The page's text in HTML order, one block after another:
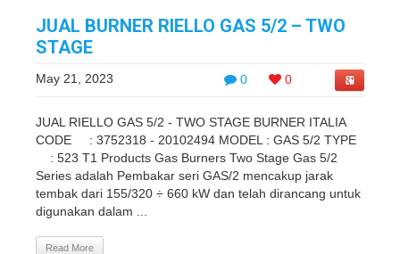
JUAL BURNER RIELLO GAS 5/2 – TWO
STAGE
0 0
May 21, 2023
JUAL RIELLO GAS 5/2 - TWO STAGE BURNER ITALIA
CODE : 3752318 - 20102494 MODEL : GAS 5/2 TYPE
: 523 T1 Products Gas Burners Two Stage Gas 5/2
Series adalah Pembakar seri GAS/2 mencakup jarak
tembak dari 155/320 ÷ 660 kW dan telah dirancang untuk
digunakan dalam ...
Read More